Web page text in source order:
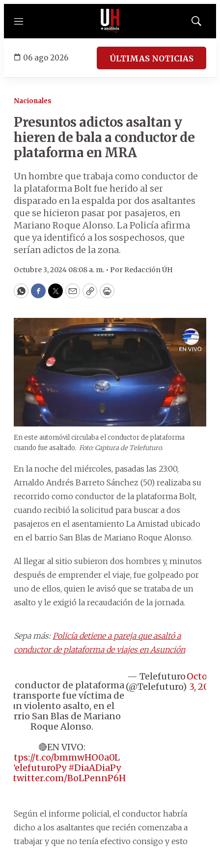
Menú
Mostrar
06 ago 2026 ÚLTIMAS NOTICIAS
Nacionales
Presuntos adictos asaltan y
hieren de bala a conductor de
plataforma en MRA
Un hombre que trabaja como conductor de
la plataforma Bolt fue herido al ser
disparado en la espalda por dos asaltantes
que se hicieron pasar por pasajeros, en
Mariano Roque Alonso. La Policía afirma
que ya identificó a los sospechosos, que
serían adictos de la zona.
Octubre 3, 2024 08:08 a. m. • Por Redacción ÚH
WhatsApp
Facebook
Twitter
EmailCopyPrint
En este automóvil circulaba el conductor de plataforma
cuando fue asaltado. Foto: Captura de Telefuturo.
En la noche del miércoles, pasadas las 23:00,
Arnaldo Andrés Barreto Sánchez (50) realizaba su
recorrido como conductor de la plataforma Bolt,
cuando recibió la solicitud para buscar a dos
pasajeros en el asentamiento La Amistad ubicado
en el barrio San Blas de Mariano Roque Alonso.
Al llegar al sitio subieron dos hombres y, minutos
después de emprender el viaje, fue golpeado por
uno de ellos, quien le avisó que se trataba de un
asalto y le exigió la recaudación de la jornada.
Sepa más: Policía detiene a pareja que asaltó a
conductor de plataforma de viajes en Asunción
Un conductor de plataforma
de transporte fue víctima de
un violento asalto, en el
barrio San Blas de Mariano
Roque Alonso.
🔴EN VIVO:
https://t.co/bmmwHO0a0L
#TelefuturoPy #DiaADiaPy
BoLPennP6H
— Telefuturo
(@Telefuturo) 3, 2024
Según el informe policial, el conductor habría
dicho a los asaltantes que recién comenzaba a
trabajar y que no tenía efectivo consigo y esto